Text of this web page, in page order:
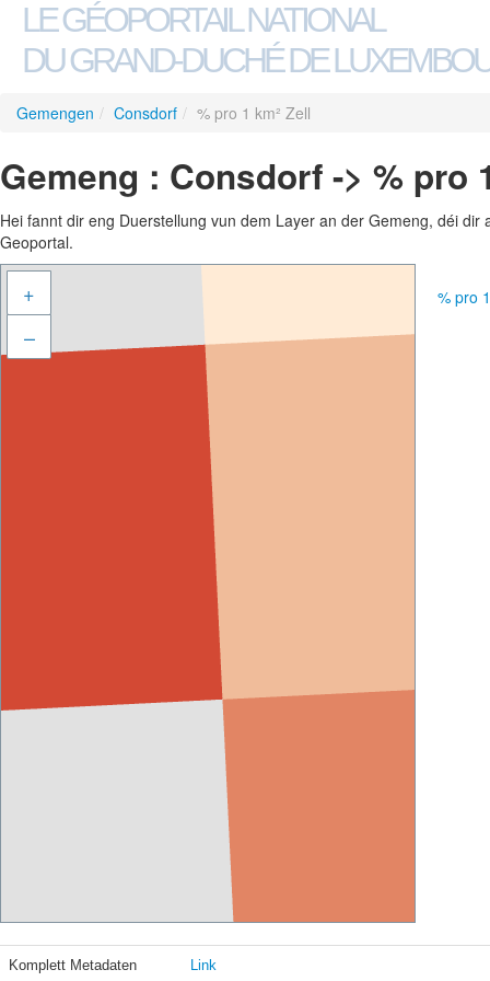
LE GÉOPORTAIL NATIONAL
DU GRAND-DUCHÉ DE
Gemengen / Consdorf / % pro 1 km² Zell
Gemeng : Consdorf -> % pro
Hei fannt dir eng Duerstellung vun dem Layer an der Gemeng, déi
Geoportal.
+
–
% pro
Komplett Metadaten Link